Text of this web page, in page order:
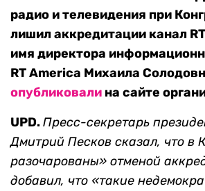
радио и телевидения при
лишил аккредитации канал
имя директора
RT America Михаила
опубликовали на сайте
UPD.Пресс-секретарь
Дмитрий Песков сказал, что в
разочарованы» отменой
добавил, что «такие